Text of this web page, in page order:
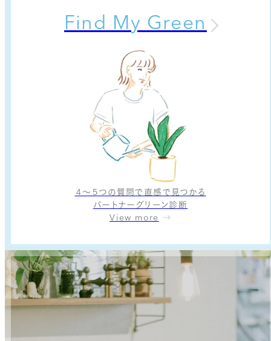
Find My Green
４〜５つの質問で直感で見つかる
パートナーグリーン診断
View more